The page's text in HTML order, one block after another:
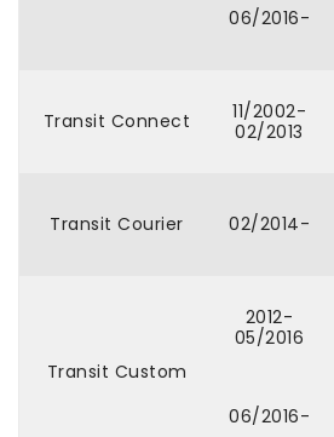
06/2016-
Transit Connect
11/2002-
02/2013
Transit Courier 02/2014-
Transit Custom
2012-
05/2016
06/2016-